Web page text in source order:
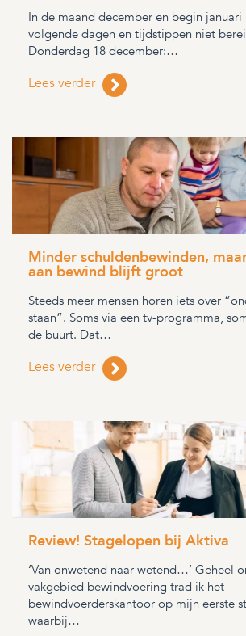
In de maand december en begin
volgende dagen en tijdstippen niet
Donderdag 18 december:…
Lees verder
Minder schuldenbewinden,
aan bewind blijft groot
Steeds meer mensen horen iets over
staan”. Soms via een tv-programma,
de buurt. Dat…
Lees verder
Review! Stagelopen bij Aktiva
‘Van onwetend naar wetend…’ Geheel
vakgebied bewindvoering trad ik het
bewindvoerderskantoor op mijn eerste
waarbij…